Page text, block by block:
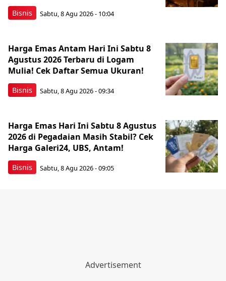
Bisnis Sabtu, 8 Agu 2026 - 10:04
Bisnis
Harga Emas Antam Hari Ini Sabtu 8
Agustus 2026 Terbaru di Logam
Mulia! Cek Daftar Semua Ukuran!
Sabtu, 8 Agu 2026 - 09:34
Bisnis
Harga Emas Hari Ini Sabtu 8 Agustus
2026 di Pegadaian Masih Stabil? Cek
Harga Galeri24, UBS, Antam!
Sabtu, 8 Agu 2026 - 09:05